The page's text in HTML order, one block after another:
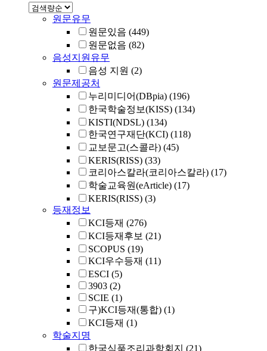
원문유무
원문있음 (449)
원문없음 (82)
음성지원유무
음성 지원 (2)
원문제공처
누리미디어(DBpia) (196)
한국학술정보(KISS) (134)
KISTI(NDSL) (134)
한국연구재단(KCI) (118)
교보문고(스콜라) (45)
KERIS(RISS) (33)
코리아스칼라(코리아스칼라) (17)
학술교육원(eArticle) (17)
KERIS(RISS) (3)
등재정보
KCI등재 (276)
KCI등재후보 (21)
SCOPUS (19)
KCI우수등재 (11)
ESCI (5)
3903 (2)
SCIE (1)
구)KCI등재(통합) (1)
KCI등재 (1)
학술지명
한국식품조리과학회지 (21)